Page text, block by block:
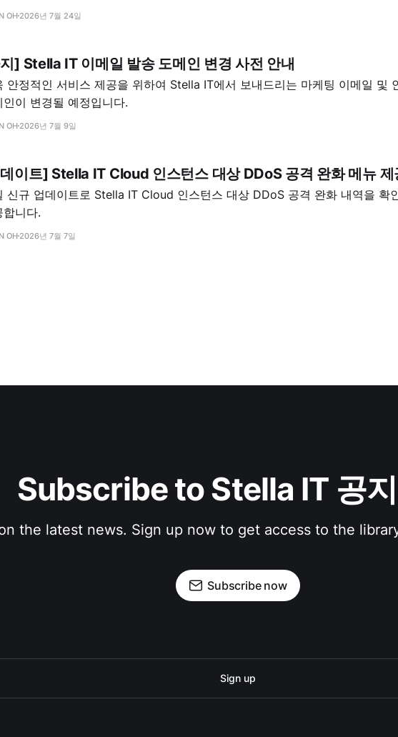
OH 2026년 7월 24일
] Stella IT 이메일 발송 도메인 변경 사전 안내
안정적인 서비스 제공을 위하여 Stella IT에서 보내드리는 마케팅 이메일 및
인이 변경될 예정입니다.
OH 2026년 7월 9일
이트] Stella IT Cloud 인스턴스 대상 DDoS 공격 완화 메뉴 제
신규 업데이트로 Stella IT Cloud 인스턴스 대상 DDoS 공격 완화 내역을 확
합니다.
OH 2026년 7월 7일
Subscribe to Stella IT 공
the latest news. Sign up now to get access to the
Subscribe now
Sign up